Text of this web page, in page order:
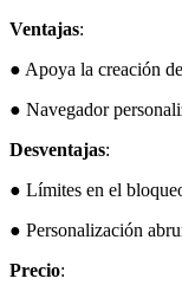
Ventajas:
● Apoya la creación
● Navegador
Desventajas:
● Límites en el
● Personalización
Precio: